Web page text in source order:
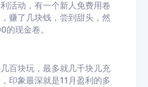
活动，有一个新人免费用卷
赚了几块钱，尝到甜头，然
的现金卷。
块玩，最多就几千块儿充
印象最深就是11月盈利的多